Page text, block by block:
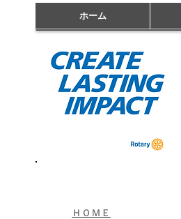
ホーム
​ＨＯＭＥ